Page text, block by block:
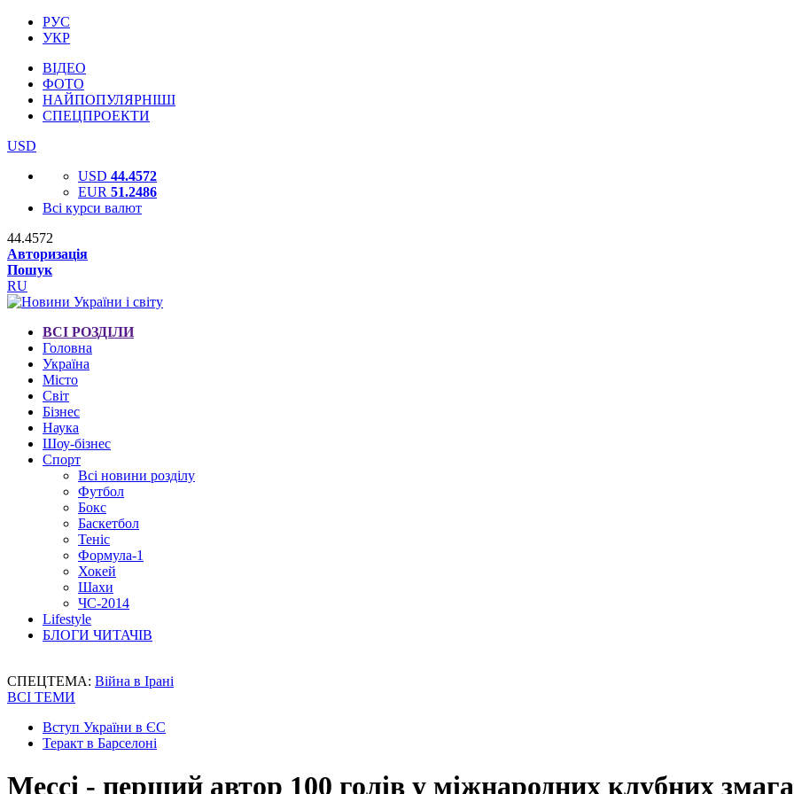
РУС
УКР
ВІДЕО
ФОТО
НАЙПОПУЛЯРНІШІ
СПЕЦПРОЕКТИ
USD
USD 44.4572
EUR 51.2486
Всі курси валют
44.4572
Авторизація
Пошук
RU
ВСІ РОЗДІЛИ
Головна
Україна
Місто
Світ
Бізнес
Наука
Шоу-бізнес
Спорт
Всі новини розділу
Футбол
Бокс
Баскетбол
Теніс
Формула-1
Хокей
Шахи
ЧС-2014
Lifestyle
БЛОГИ ЧИТАЧІВ
СПЕЦТЕМА: Війна в Ірані
ВСІ ТЕМИ
Вступ України в ЄС
Теракт в Барселоні
Мессі - перший автор 100 голів у міжнародних клубних